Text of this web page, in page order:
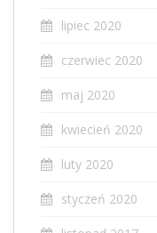
lipiec 2020
czerwiec 2020
maj 2020
kwiecień 2020
luty 2020
styczeń 2020